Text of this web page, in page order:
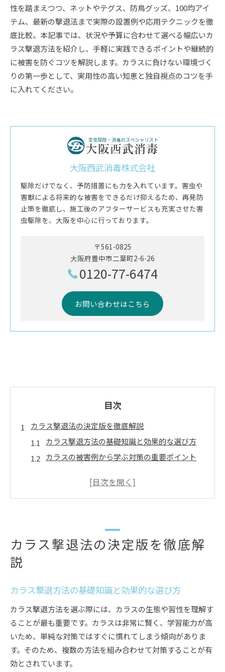
性を踏まえつつ、ネットやテグス、防鳥グッズ、100均アイ
テム、最新の撃退法まで実際の設置例や応用テクニックを徹
底比較。本記事では、状況や予算に合わせて選べる幅広いカ
ラス撃退方法を紹介し、手軽に実践できるポイントや継続的
に被害を防ぐコツを解説します。カラスに負けない環境づく
りの第一歩として、実用性の高い知恵と独自視点のコツを手
に入れてください。
大阪西武消毒株式会社
駆除だけでなく、予防措置にも力を入れています。害虫や
害獣による将来的な被害をできるだけ抑えるため、再発防
止策を徹底し、施工後のアフターサービスも充実させた害
虫駆除を、大阪を中心に行っております。
〒561-0825
大阪府豊中市二葉町2-6-26
0120-77-6474
お問い合わせはこちら
目次
カラス撃退法の決定版を徹底解説
カラス撃退方法の基礎知識と効果的な選び方
カラスの被害例から学ぶ対策の重要ポイント
カラス撃退グッズの活用法と選び方のコツ
賢いカラスに効く環境作りの工夫
カラスの習性を逆手に取る環境改善アイデア
カラスが嫌がる環境作りと日常でできる実践法
カラス撃退には複数の方法を組み合わせる
ベランダや畑で役立つカラス対策術
ベランダで使えるカラス撃退グッズ活用法
畑の作物を守るカラス撃退方法の実践例
カラス撃退法の決定版を徹底解
説
カラス撃退方法の基礎知識と効果的な選び方
カラス撃退方法を選ぶ際には、カラスの生態や習性を理解す
ることが最も重要です。カラスは非常に賢く、学習能力が高
いため、単純な対策ではすぐに慣れてしまう傾向がありま
す。そのため、複数の方法を組み合わせて対策することが有
効とされています。